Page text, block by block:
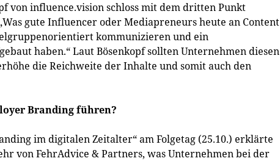
von influence.vision schloss mit dem dritten Punkt
gute Influencer oder Mediapreneurs heute an Content
kommunizieren und ein
haben.“ Laut Bösenkopf sollten Unternehmen diesen
die Reichweite der Inhalte und somit auch den
Branding führen?
im digitalen Zeitalter“ am Folgetag (25.10.) erklärte
von FehrAdvice & Partners, was Unternehmen bei der